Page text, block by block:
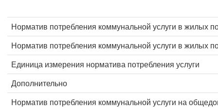
Норматив потребления коммунальной услуги в жилых
Норматив потребления коммунальной услуги в жилых
Единица измерения норматива потребления услуги
Дополнительно
Норматив потребления коммунальной услуги на